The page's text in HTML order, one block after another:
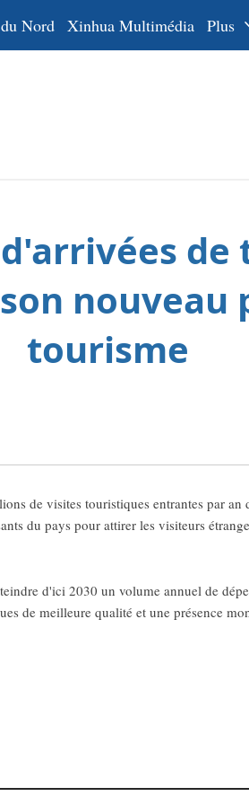
Nord Xinhua Multimédia Plus
tourisme
de visites touristiques entrantes par
du pays pour attirer les visiteurs
d'ici 2030 un volume annuel de
de meilleure qualité et une présence